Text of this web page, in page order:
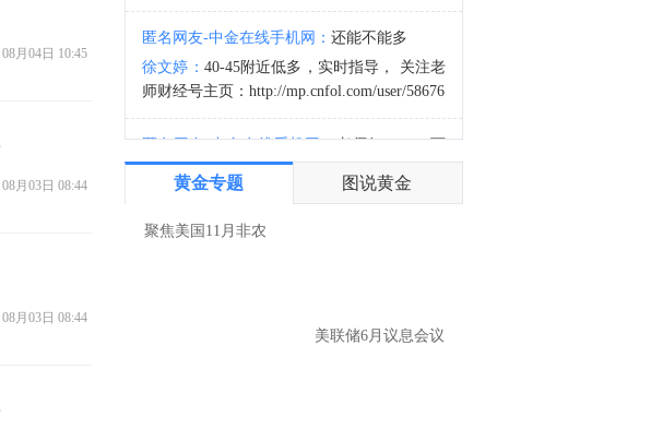
08月04日 10:45
08月03日 08:44
08月03日 08:44
匿名网友-中金在线手机网： 还能不能多
徐文婷： 40-45附近低多，实时指导， 关注老
师财经号主页：http://mp.cnfol.com/user/58676
匿名网友-中金在线手机网：老师好，4345可
以多吗？
让大家第一时间获取最新策略和实时指
匿名网友-中金在线手机网：
黄金多，看到什
黄金专题 图说黄金
聚焦美国11月非农
美联储6月议息会议